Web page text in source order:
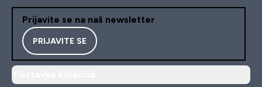
Prijavite se na naš newsletter
PRIJAVITE SE